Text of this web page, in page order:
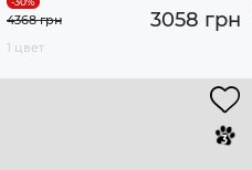
3058 грн
4368 грн
1 цвет